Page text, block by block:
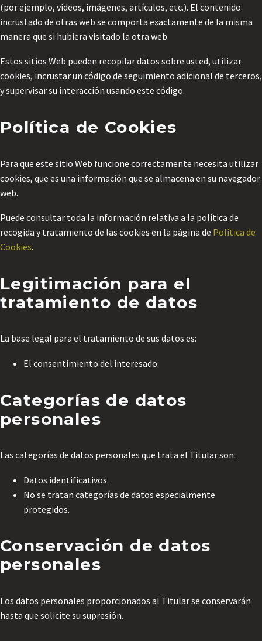
(por ejemplo, vídeos, imágenes, artículos, etc.). El contenido
incrustado de otras web se comporta exactamente de la misma
manera que si hubiera visitado la otra web.
Estos sitios Web pueden recopilar datos sobre usted, utilizar
cookies, incrustar un código de seguimiento adicional de terceros,
y supervisar su interacción usando este código.
Política de Cookies
Para que este sitio Web funcione correctamente necesita utilizar
cookies, que es una información que se almacena en su navegador
web.
Puede consultar toda la información relativa a la política de
recogida y tratamiento de las cookies en la página de Política de
Cookies.
Legitimación para el
tratamiento de datos
La base legal para el tratamiento de sus datos es:
El consentimiento del interesado.
Categorías de datos
personales
Las categorías de datos personales que trata el Titular son:
Datos identificativos.
No se tratan categorías de datos especialmente
protegidos.
Conservación de datos
personales
Los datos personales proporcionados al Titular se conservarán
hasta que solicite su supresión.